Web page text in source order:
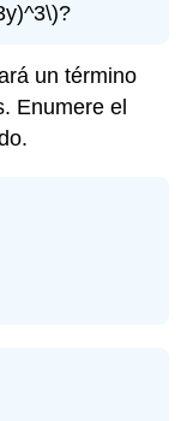
?
un término
Enumere el